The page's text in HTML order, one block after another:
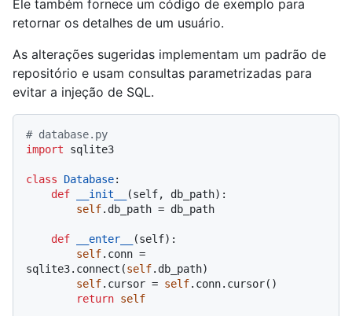
Ele também fornece um código de exemplo para
retornar os detalhes de um usuário.
As alterações sugeridas implementam um padrão de
repositório e usam consultas parametrizadas para
evitar a injeção de SQL.
# database.py
import sqlite3
class Database:
def
__init__ (self, db_path):
self.db_path = db_path
def __enter__ (self):
self.conn =
sqlite3.connect(self.db_path)
self.cursor = self.conn.cursor()
return self